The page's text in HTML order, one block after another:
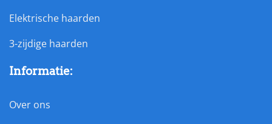
Elektrische haarden
3-zijdige haarden
Informatie:
Over ons